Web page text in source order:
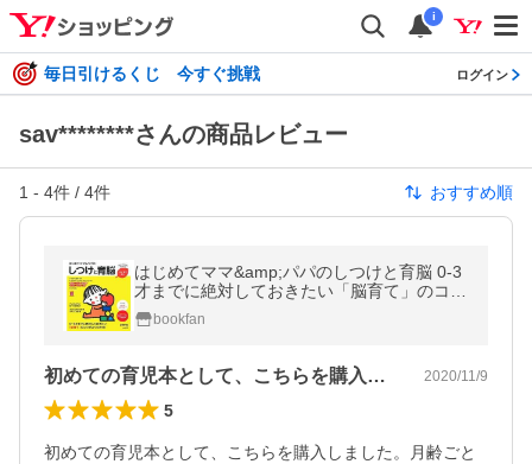
i
毎日引けるくじ 今すぐ挑戦 ログイン
sav********さんの商品レビュー
1 - 4件 / 4件 おすすめ順
はじめてママ&amp;パパのしつけと育脳 0-3
才までに絶対しておきたい「脳育て」のコツ
がよくわかる!/成田奈緒子/主婦の友社
bookfan
初めての育児本として、こちらを購入しま… 2020/11/9
5
初めての育児本として、こちらを購入しました。月齢ごと